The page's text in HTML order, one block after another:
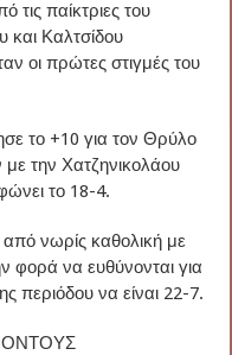
παίκτριες του
και Καλτσίδου
οι πρώτες στιγμές του
το +10 για τον Θρύλο
την Χατζηνικολάου
το 18-4.
νωρίς καθολική με
φορά να ευθύνονται για
περιόδου να είναι 22-7.